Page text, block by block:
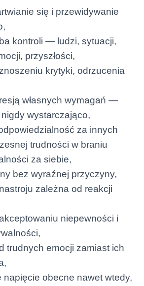
się i przewidywanie
kontroli — ludzi, sytuacji,
przyszłości,
krytyki, odrzucenia
własnych wymagań —
wystarczająco,
za innych
trudności w braniu
za siebie,
bez wyraźnej przyczyny,
zależna od reakcji
niepewności i
trudnych emocji zamiast ich
napięcie obecne nawet wtedy,